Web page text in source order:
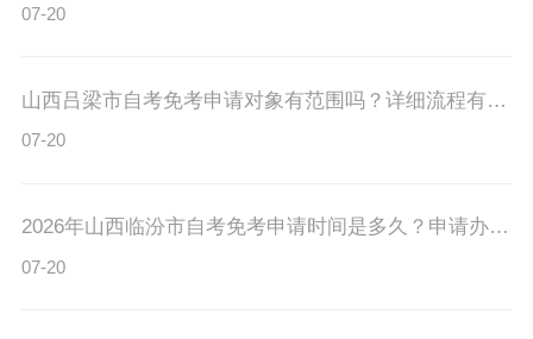
07-20
山西吕梁市自考免考申请对象有范围吗？详细流程有吗？
07-20
2026年山西临汾市自考免考申请时间是多久？申请办法有吗？
07-20